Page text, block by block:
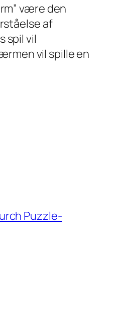
være den
af
spil vil
vil spille en
Puzzle-